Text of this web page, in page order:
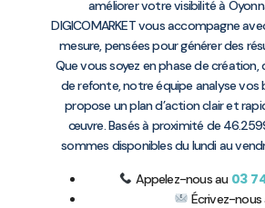
améliorer votre visibilité à
DIGICOMARKET vous accompagne
mesure, pensées pour générer des
Que vous soyez en phase de création,
de refonte, notre équipe analyse vos
propose un plan d’action clair et
œuvre. Basés à proximité de
sommes disponibles du lundi au
Appelez-nous au 03
Écrivez-nous